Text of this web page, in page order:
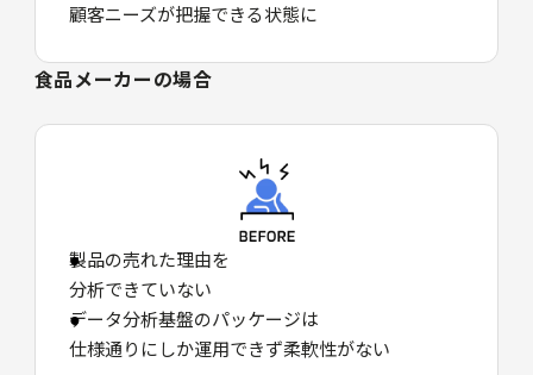
顧客ニーズが把握できる状態に
食品メーカーの場合
製品の売れた理由を
分析できていない
データ分析基盤のパッケージは
仕様通りにしか運用できず柔軟性がない